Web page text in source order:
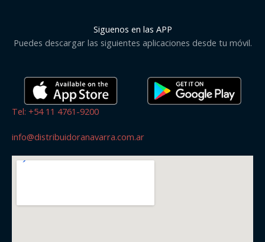
Siguenos en las APP
Puedes descargar las siguientes aplicaciones desde tu móvil.
Tel: +54 11 4761-9200
info@distribuidoranavarra.com.ar